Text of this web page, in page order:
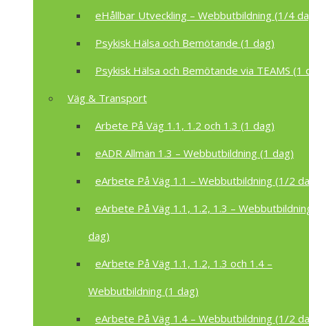
eHållbar Utveckling – Webbutbildning (1/4
Psykisk Hälsa och Bemötande (1 dag)
Psykisk Hälsa och Bemötande via TEAMS (1
Väg & Transport
Arbete På Väg 1.1, 1.2 och 1.3 (1 dag)
eADR Allmän 1.3 – Webbutbildning (1 dag)
eArbete På Väg 1.1 – Webbutbildning (1/2
eArbete På Väg 1.1, 1.2, 1.3 –
dag)
eArbete På Väg 1.1, 1.2, 1.3 och 1.4 –
Webbutbildning (1 dag)
eArbete På Väg 1.4 – Webbutbildning (1/2